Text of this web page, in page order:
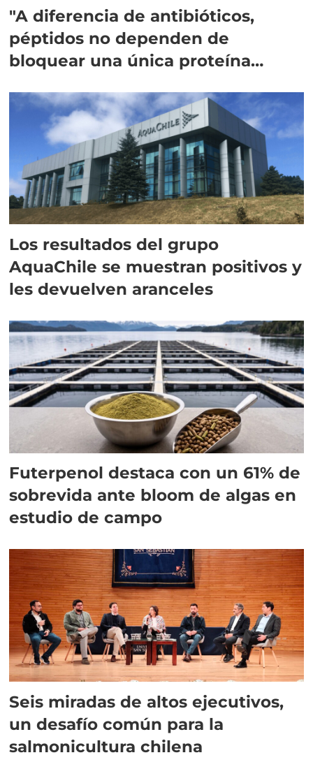
"A diferencia de antibióticos,
péptidos no dependen de
bloquear una única proteína
Los resultados del grupo
AquaChile se muestran positivos y
les devuelven aranceles
Futerpenol destaca con un 61% de
sobrevida ante bloom de algas en
estudio de campo
Seis miradas de altos ejecutivos,
un desafío común para la
salmonicultura chilena